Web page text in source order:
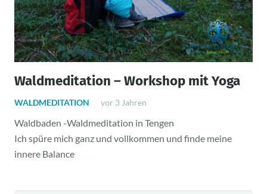
Waldmeditation – Workshop mit Yoga
WALDMEDITATION vor 3 Jahren
Waldbaden -Waldmeditation in Tengen
Ich spüre mich ganz und vollkommen und finde meine
innere Balance